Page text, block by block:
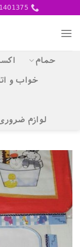
content
حمام
خواب و
لوازم